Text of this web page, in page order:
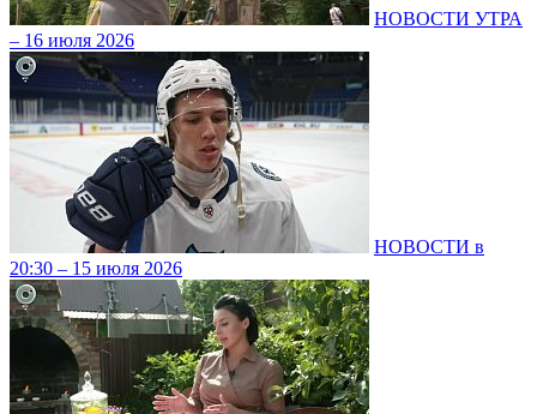
НОВОСТИ УТРА
– 16 июля 2026
НОВОСТИ в
20:30 – 15 июля 2026